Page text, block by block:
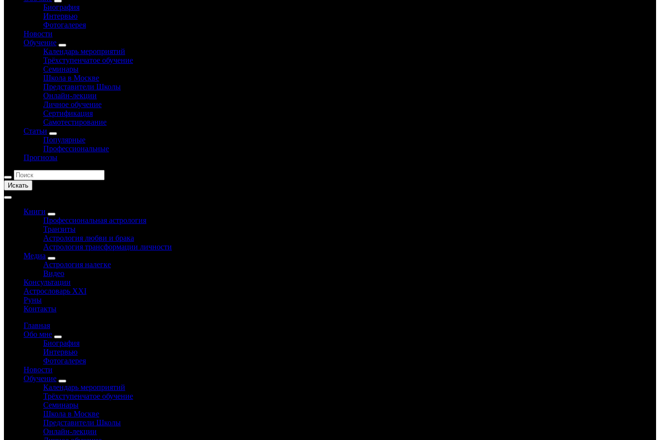
Биография
Интервью
Фотогалерея
Новости
Обучение
Календарь мероприятий
Трёхступенчатое обучение
Семинары
Школа в Москве
Представители Школы
Онлайн-лекции
Личное обучение
Сертификация
Самотестирование
Статьи
Популярные
Профессиональные
Прогнозы
Искать
Книги
Профессиональная астрология
Транзиты
Астрология любви и брака
Астрология трансформации личности
Медиа
Астрология налегке
Видео
Консультации
Астрословарь XXI
Руны
Контакты
Главная
Обо мне
Биография
Интервью
Фотогалерея
Новости
Обучение
Календарь мероприятий
Трёхступенчатое обучение
Семинары
Школа в Москве
Представители Школы
Онлайн-лекции